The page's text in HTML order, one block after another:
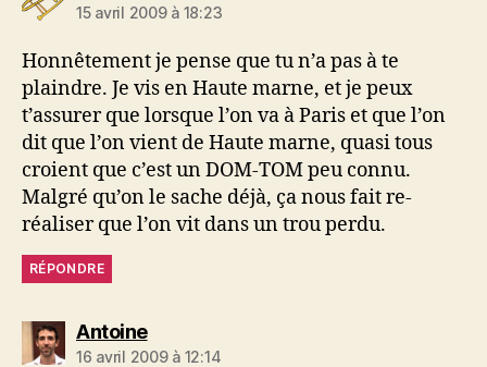
15 avril 2009 à 18:23
Honnêtement je pense que tu n’a pas à te
plaindre. Je vis en Haute marne, et je peux
t’assurer que lorsque l’on va à Paris et que l’on
dit que l’on vient de Haute marne, quasi tous
croient que c’est un DOM-TOM peu connu.
Malgré qu’on le sache déjà, ça nous fait re-
réaliser que l’on vit dans un trou perdu.
RÉPONDRE
Antoinedit :
16 avril 2009 à 12:14